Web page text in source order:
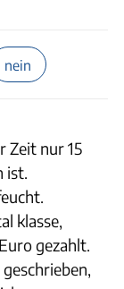
nein
Zeit nur 15
ist.
klasse,
gezahlt.